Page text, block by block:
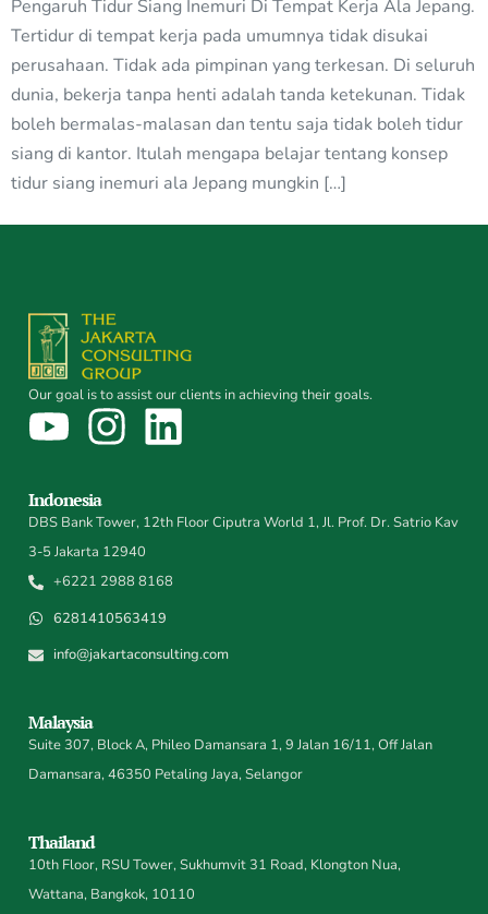
Pengaruh Tidur Siang Inemuri Di Tempat Kerja Ala Jepang.
Tertidur di tempat kerja pada umumnya tidak disukai
perusahaan. Tidak ada pimpinan yang terkesan. Di seluruh
dunia, bekerja tanpa henti adalah tanda ketekunan. Tidak
boleh bermalas-malasan dan tentu saja tidak boleh tidur
siang di kantor. Itulah mengapa belajar tentang konsep
tidur siang inemuri ala Jepang mungkin […]
Our goal is to assist our clients in achieving their goals.
Indonesia
DBS Bank Tower, 12th Floor Ciputra World 1, Jl. Prof. Dr. Satrio Kav
3-5 Jakarta 12940
+6221 2988 8168
6281410563419
info@jakartaconsulting.com
Malaysia
Suite 307, Block A, Phileo Damansara 1, 9 Jalan 16/11, Off Jalan
Damansara, 46350 Petaling Jaya, Selangor
Thailand
10th Floor, RSU Tower, Sukhumvit 31 Road, Klongton Nua,
Wattana, Bangkok, 10110